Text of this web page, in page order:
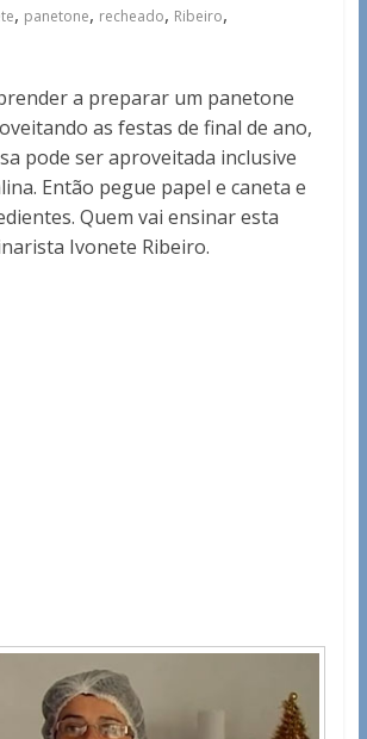
, panetone, recheado, Ribeiro,
a preparar um panetone
as festas de final de ano,
pode ser aproveitada inclusive
Então pegue papel e caneta e
Quem vai ensinar esta
Ivonete Ribeiro.